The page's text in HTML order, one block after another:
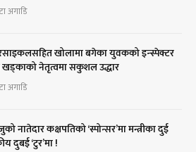
अगाडि
खोलामा बगेका युवकको इन्स्पेक्टर
खड्काको नेतृत्वमा सकुशल उद्धार
अगाडि
नातेदार कक्षपतिको ‘स्पोन्सर’मा मन्त्रीका दुई
दुबई ‘टुर’मा !